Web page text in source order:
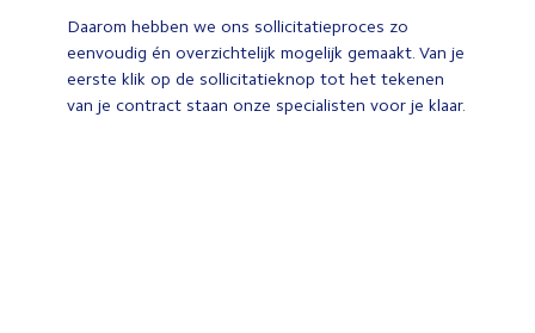
Daarom hebben we ons sollicitatieproces zo
eenvoudig én overzichtelijk mogelijk gemaakt. Van je
eerste klik op de sollicitatieknop tot het tekenen
van je contract staan onze specialisten voor je klaar.